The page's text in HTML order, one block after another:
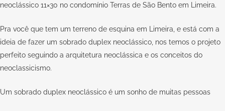
neoclássico 11×30 no condomínio Terras de São Bento em Limeira.
Pra você que tem um terreno de esquina em Limeira, e está com a
ideia de fazer um sobrado duplex neoclássico, nos temos o projeto
perfeito seguindo a arquitetura neoclássica e os conceitos do
neoclassicismo.
Um sobrado duplex neoclássico é um sonho de muitas pessoas